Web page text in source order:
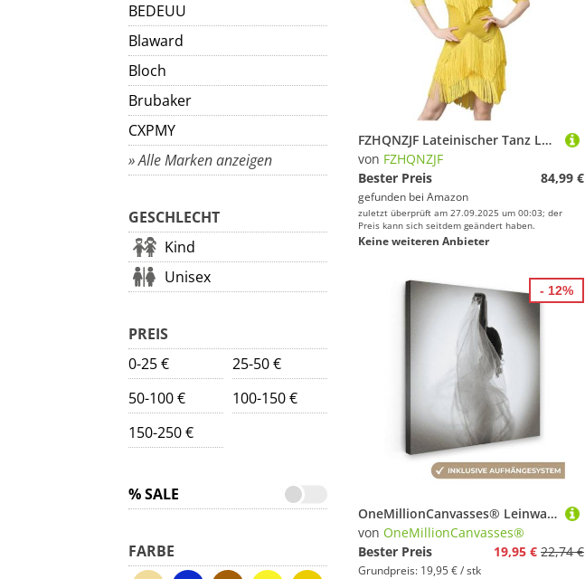
BEDEUU
Blaward
Bloch
Brubaker
CXPMY
» Alle Marken anzeigen
GESCHLECHT
Kind
Unisex
PREIS
0-25 €
25-50 €
50-100 €
100-150 €
150-250 €
% SALE
FARBE
FZHQNZJF Lateinischer Tanz Leistung Kleider Für Frauen Mittelhülle Salsa Ballsaal Kostüm Tango Cha Cha Tanzende Kleidung Strasssteine Rock üben für Rumba Samba,D,XXL
von FZHQNZJF
Bester Preis
84,99 €
gefunden bei Amazon
zuletzt überprüft am 27.09.2025 um 00:03; der
Preis kann sich seitdem geändert haben.
Keine weiteren Anbieter
OneMillionCanvasses® Leinwandbild Frauen - Kleid - Tanzen - Schwarz und weiß, (1 St), Leinwand Bilder für Wohnzimmer Schlafzimmer
von OneMillionCanvasses®
Bester Preis
19,95 € 22,74 €
Grundpreis: 19,95 € / stk
- 12%